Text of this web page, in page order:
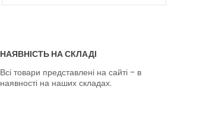
НАЯВНІСТЬ НА СКЛАДІ
Всі товари представлені на сайті - в
наявності на наших складах.